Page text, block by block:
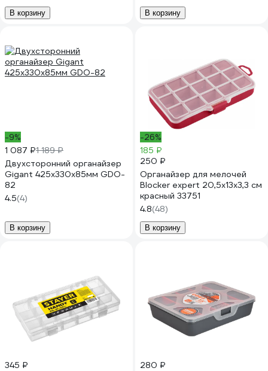
В корзину В корзину
-9%
1 087 ₽1 189 ₽
Двухсторонний органайзер
Gigant 425x330x85мм GDO-
82
4.5(4)
В корзину
-26%
185 ₽
250 ₽
Органайзер для мелочей
Blocker expert 20,5x13x3,3 см
красный 33751
4.8(48)
В корзину
345 ₽ 280 ₽